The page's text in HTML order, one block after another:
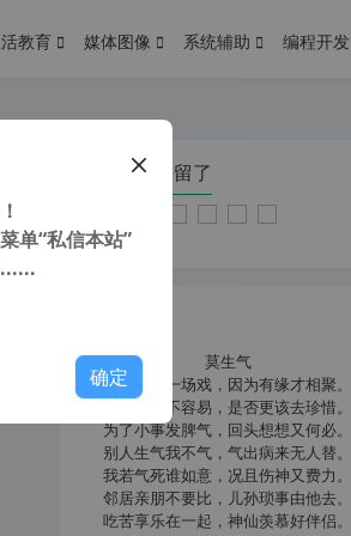
教育 媒体图像 系统辅助 编程开发
您在本页停留了
莫生气
人生就像一场戏，因为有缘才相聚。
相扶到老不容易，是否更该去珍惜。
为了小事发脾气，回头想想又何必。
别人生气我不气，气出病来无人替。
我若气死谁如意，况且伤神又费力。
邻居亲朋不要比，儿孙琐事由他去。
吃苦享乐在一起，神仙羡慕好伴侣。
单“私信本站”
确定